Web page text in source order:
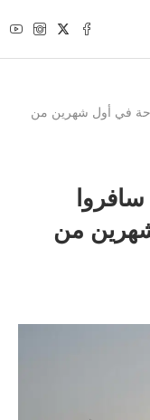
في أول شهرين من
من